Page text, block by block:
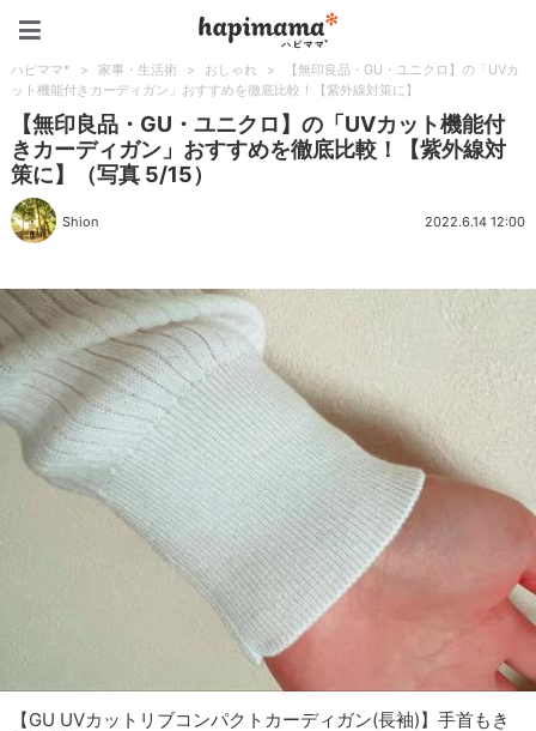
ハピママ* > 家事・生活術 > おしゃれ >
【無印良品・GU・ユニクロ】の「UVカ
ット機能付きカーディガン」おすすめを徹底比較！【紫外線対策に】
【無印良品・GU・ユニクロ】の「UVカット機能付
きカーディガン」おすすめを徹底比較！【紫外線対
策に】（写真 5/15）
Shion 2022.6.14 12:00
【GU UVカットリブコンパクトカーディガン(長袖)】手首もき